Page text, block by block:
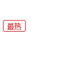
最热